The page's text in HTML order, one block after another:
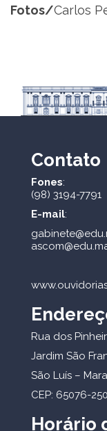
Fotos/Carlos
Contato
Fones:
(98) 3194-7791
E-mail:
Rua dos
Jardim São
São Luís –
CEP: 65076-250
Horário